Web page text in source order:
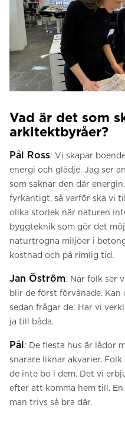
Vad är det som
arkitektbyråer?
Pål Ross: Vi skapar
energi och glädje. Jag ser
som saknar den där
fyrkantigt, så varför ska vi
olika storlek när naturen
byggteknik som gör det
naturtrogna miljöer i
kostnad och på rimlig tid.
Jan Öström: När folk ser
blir de först förvånade.
sedan frågar de: Har vi
ja till båda.
Pål: De flesta hus är lådor
snarare liknar akvarier.
de inte bo i dem. Det vi
efter att komma hem till.
man trivs så bra där.